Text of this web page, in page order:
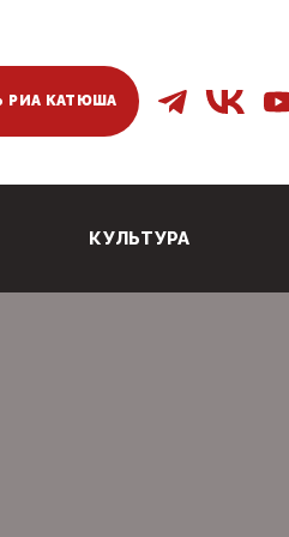
РИА КАТЮША
КУЛЬТУРА